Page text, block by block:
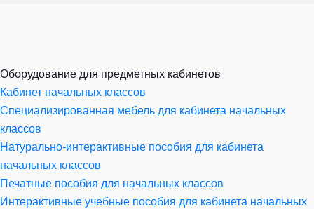
Оборудование для предметных кабинетов
Кабинет начальных классов
Специализированная мебель для кабинета начальных
классов
Натурально-интерактивные пособия для кабинета
начальных классов
Печатные пособия для начальных классов
Интерактивные учебные пособия для кабинета начальных